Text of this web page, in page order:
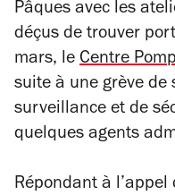
Pâques avec les
déçus de trouver
mars, le Centre
suite à une grève de
surveillance et de
quelques agents
Répondant à l’appel